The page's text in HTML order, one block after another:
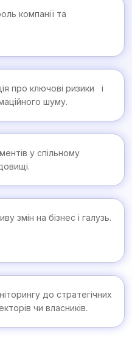
компанії та
про ключові ризики і
шуму.
у спільному
змін на бізнес і галузь.
до стратегічних
чи власників.